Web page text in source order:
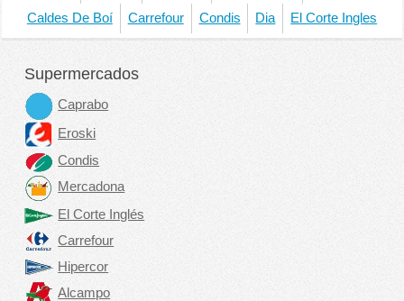
Caldes De Boí Carrefour Condis Dia El Corte Ingles
Supermercados
Caprabo
Eroski
Condis
Mercadona
El Corte Inglés
Carrefour
Hipercor
Alcampo